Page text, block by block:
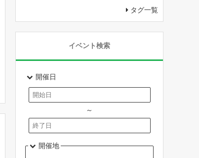
タグ一覧
イベント検索
開催日
～
開催地